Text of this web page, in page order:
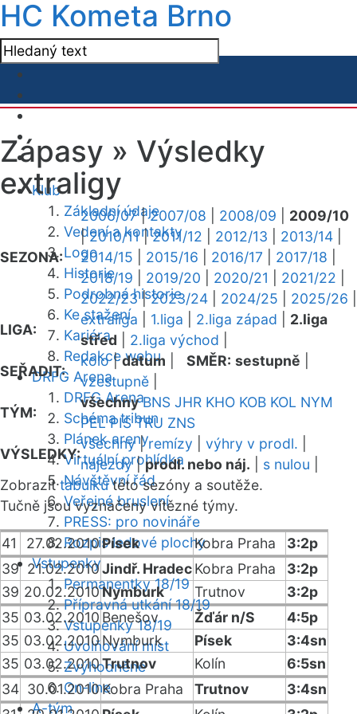
HC Kometa Brno
Klub
Základní údaje
Vedení a kontakty
Logo
Historie
Podrobná historie
Ke stažení
Kariéra
Redakce webu
DRFG Arena
DRFG Arena
Schéma tribun
Plánek areny
Virtuální prohlídka
Návštěvní řád
Veřejné bruslení
PRESS: pro novináře
Rozpis ledové plochy
Vstupenky
Permanentky 18/19
Přípravná utkání 18/19
Vstupenky 18/19
Uvolňování míst
Zvýhodněné
On-line
A-tým
Zápasy » Výsledky
extraligy
SEZONA:
2006/07|2007/08 2008/09
2009/10
|2010/11|2011/12 2012/13 2013/14
2014/15
2015/16 2016/17 2017/18
2018/19
2019/20 2020/21 2021/22
2022/23|2023/24 2024/25 2025/26
LIGA:
extraliga 1.liga 2.liga západ
2.liga
střed
2.liga východ
SEŘADIT:
kolo|datum SMĚR: sestupně
vzestupně
TÝM:
všechny BNS JHR KHO KOB KOL NYM
PEL PIS TRU ZNS
VÝSLEDKY:
všechny|remízy výhry v prodl.
nájezdy|prodl. nebo náj. s nulou
Zobrazittabulkutéto sezóny a soutěže.
Tučně jsou vyznačeny vítězné týmy.
41 27.02.2010Písek Kobra Praha
3:2p
39 21.02.2010Jindř. HradecKobra Praha
3:2p
39 20.02.2010Nymburk Trutnov
3:2p
35 03.02.2010 Benešov Žďár n/S
4:5p
35 03.02.2010Nymburk Písek
3:4sn
35 03.02.2010Trutnov Kolín
6:5sn
34 30.01.2010Kobra Praha Trutnov
3:4sn